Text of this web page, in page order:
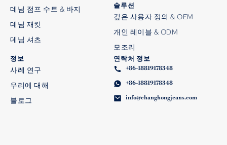
데님 점프 수트 & 바지
데님 재킷
데님 셔츠
솔루션
깊은 사용자 정의 & OEM
개인 레이블 & ODM
모조리
정보
사례 연구
우리에 대해
블로그
연락처 정보
+86-18819178348
+86-18819178348
info@changhongjeans.com